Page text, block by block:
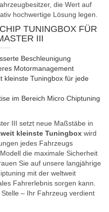
die Wert auf
hochwertige Lösung legen.
TUNINGBOX FÜR
III
Beschleunigung
Motormanagement
kleinste Tuningbox für jede
im Bereich Micro Chiptuning
III setzt neue Maßstäbe in
kleinste Tuningbox wird
jedes Fahrzeugs
die maximale Sicherheit
Sie auf unsere langjährige
mit der weltweit
Fahrerlebnis sorgen kann.
– Ihr Fahrzeug verdient